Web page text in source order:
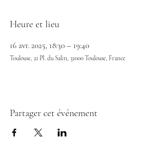
Heure et lieu
16 avr. 2025, 18:30 – 19:40
Toulouse, 21 Pl. du Salin, 31000 Toulouse, France
Partager cet événement